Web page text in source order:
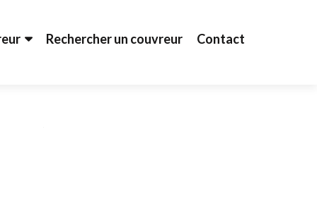
Rechercher un couvreur Contact